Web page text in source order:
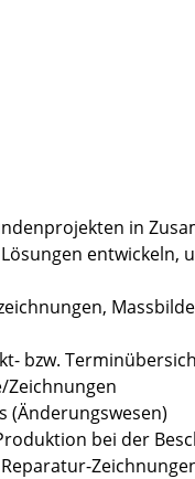
in
entwickeln,
bzw.
(Änderungswesen)
bei der